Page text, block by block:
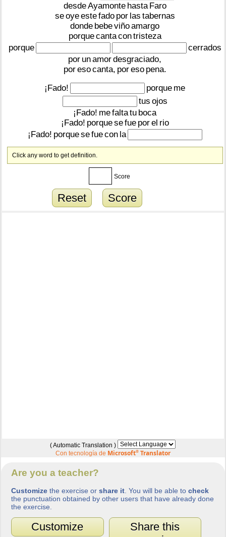
desdeAyamonte hasta Faro
seoyeestefado por las tabernas
donde bebeviñoamargo
porquecantacontristeza
porque
cerrados
por unamordesgraciado,
poresocanta, poreso pena.
¡Fado!
porque me
tus ojos
¡Fado! mefaltatu boca
¡Fado! porquesefue porel rio
¡Fado! porquesefuecon la
Click any word to get definition.
Score
Reset Score
( Automatic Translation )
Con tecnología de Microsoft®Translator
Are you a teacher?
Customize the exercise orshare it . You will be able tocheck
the punctuation obtained by other users that have already done
the exercise.
Customize
Share this